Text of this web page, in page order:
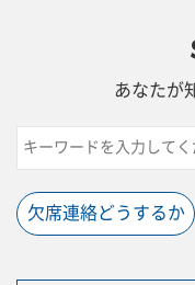
あなたが
欠席連絡どうするか